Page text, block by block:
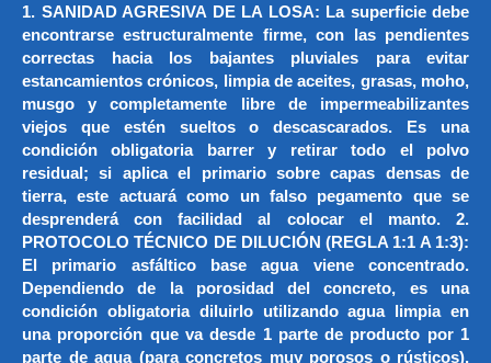
1. SANIDAD AGRESIVA DE LA LOSA: La superficie debe
encontrarse estructuralmente firme, con las pendientes
correctas hacia los bajantes pluviales para evitar
estancamientos crónicos, limpia de aceites, grasas, moho,
musgo y completamente libre de impermeabilizantes
viejos que estén sueltos o descascarados. Es una
condición obligatoria barrer y retirar todo el polvo
residual; si aplica el primario sobre capas densas de
tierra, este actuará como un falso pegamento que se
desprenderá con facilidad al colocar el manto. 2.
PROTOCOLO TÉCNICO DE DILUCIÓN (REGLA 1:1 A 1:3):
El primario asfáltico base agua viene concentrado.
Dependiendo de la porosidad del concreto, es una
condición obligatoria diluirlo utilizando agua limpia en
una proporción que va desde 1 parte de producto por 1
parte de agua (para concretos muy porosos o rústicos),